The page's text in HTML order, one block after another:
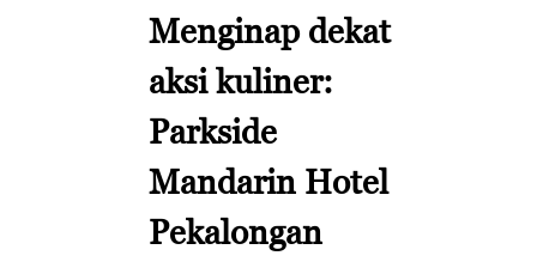
Menginap dekat
aksi kuliner:
Parkside
Mandarin Hotel
Pekalongan